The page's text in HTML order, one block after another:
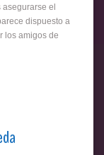
el
dispuesto a
los amigos de